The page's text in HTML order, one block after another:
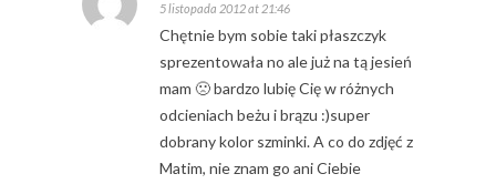
5 listopada 2012 at 21:46
Chętnie bym sobie taki płaszczyk
sprezentowała no ale już na tą jesień
mam 🙁 bardzo lubię Cię w różnych
odcieniach beżu i brązu :)super
dobrany kolor szminki. A co do zdjęć z
Matim, nie znam go ani Ciebie